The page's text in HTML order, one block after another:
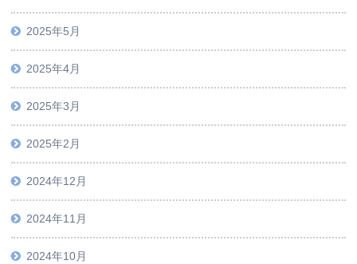
2025年5月
2025年4月
2025年3月
2025年2月
2024年12月
2024年11月
2024年10月